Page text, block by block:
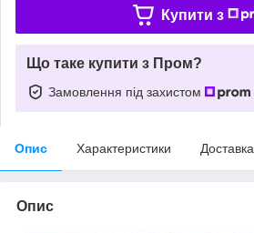
Купити з
Що таке купити з Пром?
Замовлення під захистом
Опис Характеристики Доставка
Опис